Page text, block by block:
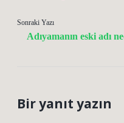
Sonraki Yazı
Adıyamanın eski adı
Bir yanıt yazın